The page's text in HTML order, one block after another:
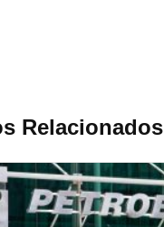
Relacionados